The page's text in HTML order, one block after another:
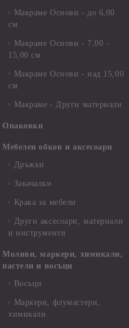
Макраме Основи - до 6,00
см
Макраме Основи - 7,00 -
15,00 см
Макраме Основи - над 15,00
см
Макраме - Други материали
Опаковки
Мебелен обков и аксесоари
Дръжки
Закачалки
Крака за мебели
Други аксесоари, материали
и инструменти
Моливи, маркери, химикали,
пастели и восъци
Восъци
Маркери, флумастери,
химикали